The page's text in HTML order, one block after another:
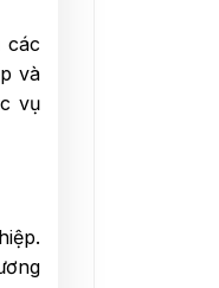
các
và
vụ